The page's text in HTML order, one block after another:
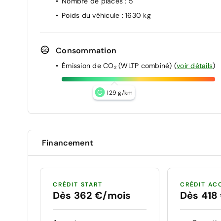
Poids du véhicule : 1630 kg
Consommation
Émission de CO₂ (WLTP combiné) (voir détails)
C 129 g/km
Financement
CRÉDIT START
Dès 362 €/mois
CRÉDIT
Dès